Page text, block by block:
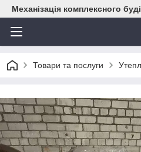
Механізація комплексного
Товари та послуги